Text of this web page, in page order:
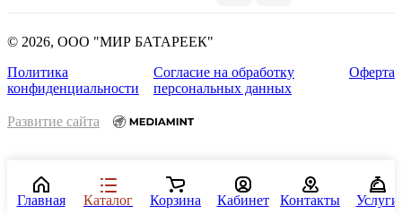
© 2026, ООО "МИР БАТАРЕЕК"
Политика
конфиденциальности
Согласие на обработку
персональных данных
Оферта
Развитие сайта
Главная Каталог Корзина Кабинет Контакты Услуги